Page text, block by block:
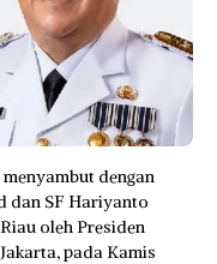
dengan
dan SF Hariyanto
oleh Presiden
pada Kamis